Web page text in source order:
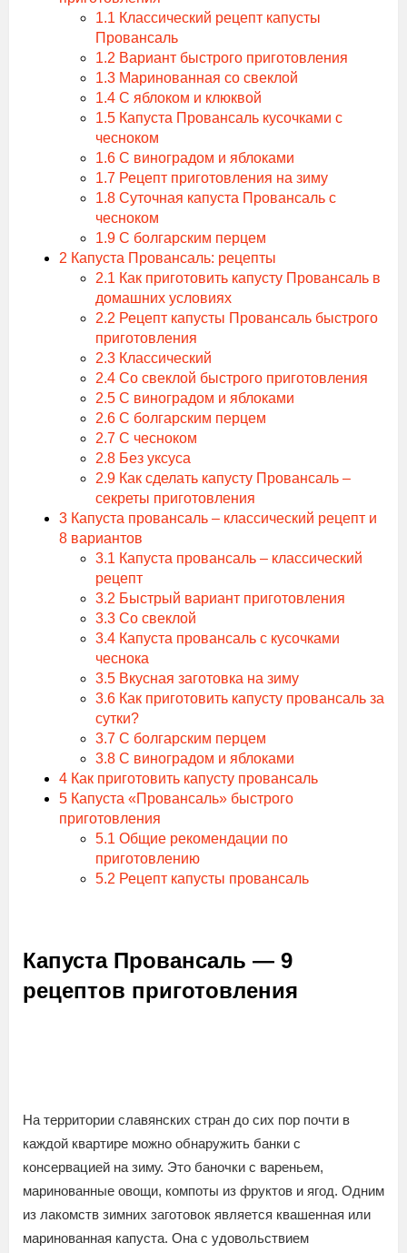
1.1 Классический рецепт капусты
Провансаль
1.2 Вариант быстрого приготовления
1.3 Маринованная со свеклой
1.4 С яблоком и клюквой
1.5 Капуста Провансаль кусочками с
чесноком
1.6 С виноградом и яблоками
1.7 Рецепт приготовления на зиму
1.8 Суточная капуста Провансаль с
чесноком
1.9 С болгарским перцем
2 Капуста Провансаль: рецепты
2.1 Как приготовить капусту Провансаль в
домашних условиях
2.2 Рецепт капусты Провансаль быстрого
приготовления
2.3 Классический
2.4 Со свеклой быстрого приготовления
2.5 С виноградом и яблоками
2.6 С болгарским перцем
2.7 С чесноком
2.8 Без уксуса
2.9 Как сделать капусту Провансаль –
секреты приготовления
3 Капуста провансаль – классический рецепт и
8 вариантов
3.1 Капуста провансаль – классический
рецепт
3.2 Быстрый вариант приготовления
3.3 Со свеклой
3.4 Капуста провансаль с кусочками
чеснока
3.5 Вкусная заготовка на зиму
3.6 Как приготовить капусту провансаль за
сутки?
3.7 С болгарским перцем
3.8 С виноградом и яблоками
4 Как приготовить капусту провансаль
5 Капуста «Провансаль» быстрого
приготовления
5.1 Общие рекомендации по
приготовлению
5.2 Рецепт капусты провансаль
Капуста Провансаль — 9
рецептов приготовления
На территории славянских стран до сих пор почти в
каждой квартире можно обнаружить банки с
консервацией на зиму. Это баночки с вареньем,
маринованные овощи, компоты из фруктов и ягод. Одним
из лакомств зимних заготовок является квашенная или
маринованная капуста. Она с удовольствием